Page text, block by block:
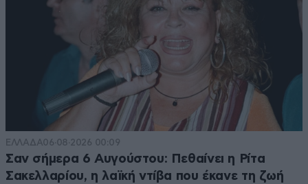
ΕΛΛΑΔΑ06·08·2026 00:09
Σαν σήμερα 6 Αυγούστου: Πεθαίνει η Ρίτα
Σακελλαρίου, η λαϊκή ντίβα που έκανε τη ζωή